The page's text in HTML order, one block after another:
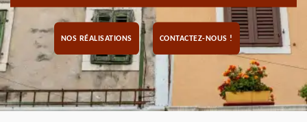
NOS RÉALISATIONS CONTACTEZ-NOUS !